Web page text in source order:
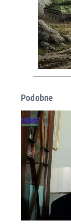
Podobne